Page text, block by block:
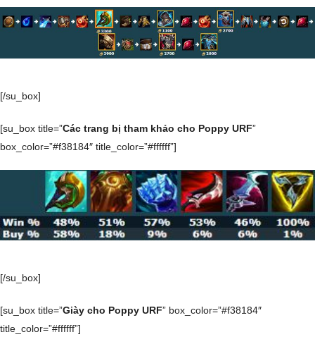
[/su_box]
[su_box title=”Các trang bị tham khảo cho Poppy URF”
box_color=”#f38184″ title_color=”#ffffff”]
[/su_box]
[su_box title=”Giày cho Poppy URF” box_color=”#f38184″
title_color=”#ffffff”]